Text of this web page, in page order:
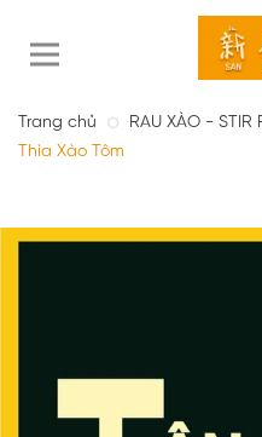
Trang chủ RAU XÀO - STIR
Thìa Xào Tôm